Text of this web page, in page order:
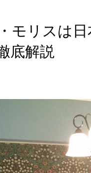
モリスは
底解説